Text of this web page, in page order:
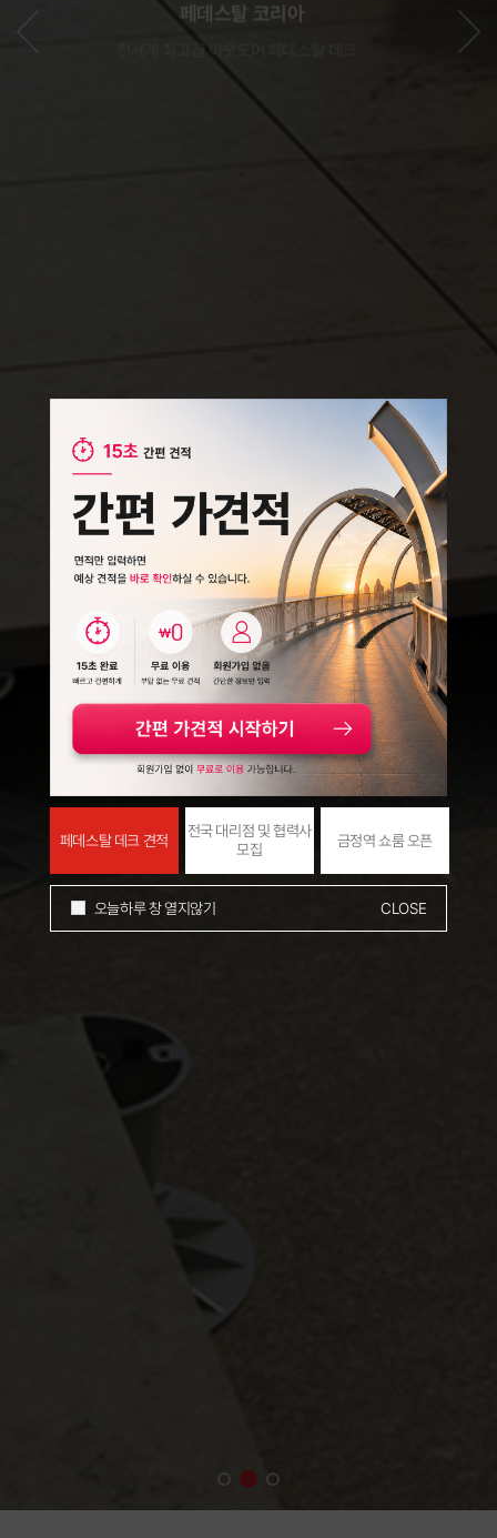
페데스탈 데크 견적
전국 대리점 및 협력사
모집
금정역 쇼룸 오픈
오늘하루 창 열지않기 CLOSE
페데스탈 코리아
전세계 최고급 아웃도어 페데스탈 데크